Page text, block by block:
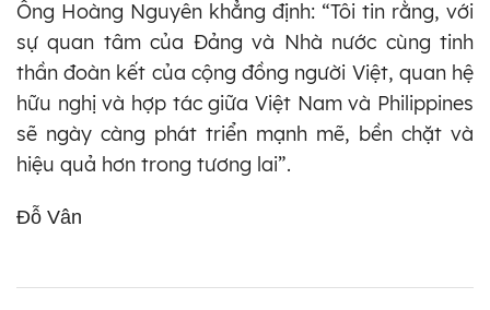
Ông Hoàng Nguyên khẳng định: “Tôi tin rằng, với
sự quan tâm của Đảng và Nhà nước cùng tinh
thần đoàn kết của cộng đồng người Việt, quan hệ
hữu nghị và hợp tác giữa Việt Nam và Philippines
sẽ ngày càng phát triển mạnh mẽ, bền chặt và
hiệu quả hơn trong tương lai”.
Đỗ Vân